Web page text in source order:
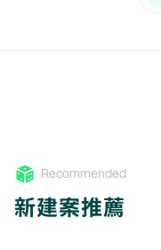
Recommended
新建案推薦